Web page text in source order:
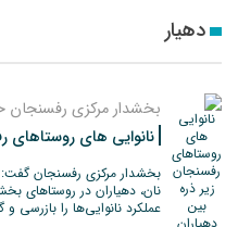
دهیار
بخشدار مرکزی رفسنجان
نانوایی های روستاهای
بخشدار مرکزی رفسنجان گفت:
نان، دهیاران در روستاهای
عملکرد نانوایی‌ها را بازرسی